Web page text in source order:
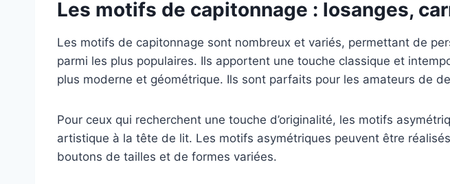
Les motifs de capitonnage : losanges,
Les motifs de capitonnage sont nombreux et variés, permettant de
parmi les plus populaires. Ils apportent une touche classique et
plus moderne et géométrique. Ils sont parfaits pour les amateurs de
Pour ceux qui recherchent une touche d’originalité, les motifs
artistique à la tête de lit. Les motifs asymétriques peuvent être
boutons de tailles et de formes variées.